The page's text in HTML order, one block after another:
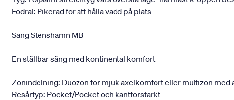
Fodral: Pikerad för att hålla vadd på plats
Säng Stenshamn MB
En ställbar säng med kontinental komfort.
Zonindelning: Duozon för mjuk axelkomfort eller multizon med
Resårtyp: Pocket/Pocket och kantförstärkt